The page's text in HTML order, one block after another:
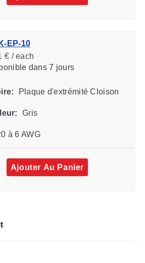
EP-10
€ / each
dans 7 jours
Plaque d'extrémité Cloison
Gris
à 6 AWG
Ajouter Au Panier